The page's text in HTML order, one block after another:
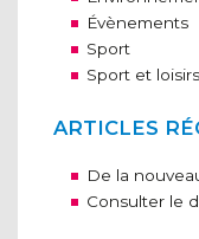
Évènements
Sport
Sport et loisirs
ARTICLES
De la
Consulter le